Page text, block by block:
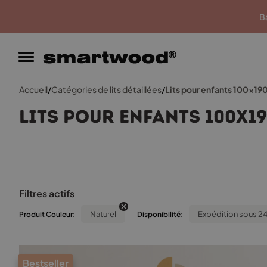
Accueil/Catégories de lits détaillées/Lits pour enfants 100x190
Lits pour enfants
Filtres actifs
Produit Couleur: Naturel Disponibilité: Expédition sous
Bestseller